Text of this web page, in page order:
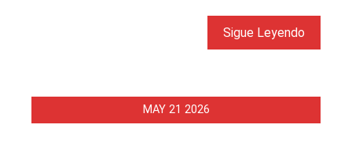
Sigue Leyendo
MAY 21 2026